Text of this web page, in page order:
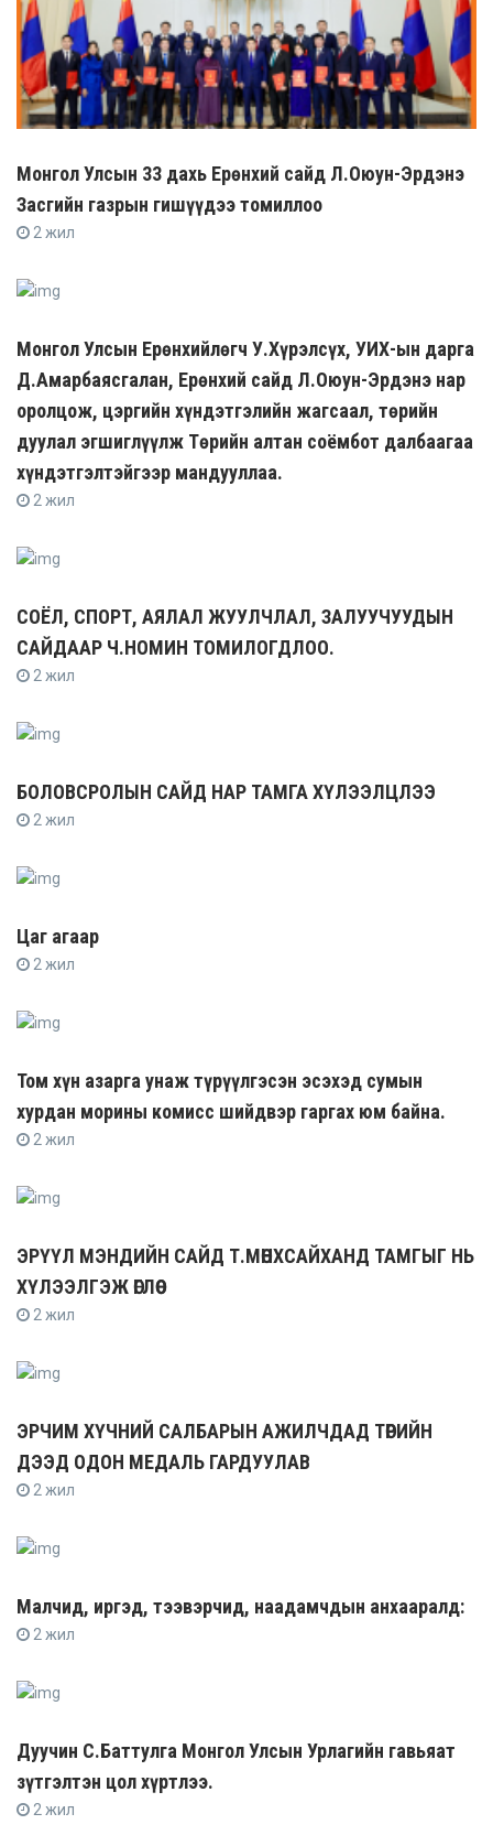
Монгол Улсын 33 дахь Ерөнхий сайд Л.Оюун-Эрдэнэ
Засгийн газрын гишүүдээ томиллоо
2 жил
Монгол Улсын Ерөнхийлөгч У.Хүрэлсүх, УИХ-ын дарга
Д.Амарбаясгалан, Ерөнхий сайд Л.Оюун-Эрдэнэ нар
оролцож, цэргийн хүндэтгэлийн жагсаал, төрийн
дуулал эгшиглүүлж Төрийн алтан соёмбот далбаагаа
хүндэтгэлтэйгээр мандууллаа.
2 жил
СОЁЛ, СПОРТ, АЯЛАЛ ЖУУЛЧЛАЛ, ЗАЛУУЧУУДЫН
САЙДААР Ч.НОМИН ТОМИЛОГДЛОО.
2 жил
БОЛОВСРОЛЫН САЙД НАР ТАМГА ХҮЛЭЭЛЦЛЭЭ
2 жил
Цаг агаар
2 жил
Том хүн азарга унаж түрүүлгэсэн эсэхэд сумын
хурдан морины комисс шийдвэр гаргах юм байна.
2 жил
ЭРҮҮЛ МЭНДИЙН САЙД Т.МӨНХСАЙХАНД ТАМГЫГ НЬ
ХҮЛЭЭЛГЭЖ ӨГЛӨӨ
2 жил
ЭРЧИМ ХҮЧНИЙ САЛБАРЫН АЖИЛЧДАД ТӨРИЙН
ДЭЭД ОДОН МЕДАЛЬ ГАРДУУЛАВ
2 жил
Малчид, иргэд, тээвэрчид, наадамчдын анхааралд:
2 жил
Дуучин С.Баттулга Монгол Улсын Урлагийн гавьяат
зүтгэлтэн цол хүртлээ.
2 жил